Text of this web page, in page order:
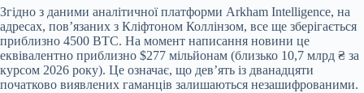
Згідно з даними аналітичної платформи Arkham Intelligence, на
адресах, пов’язаних з Кліфтоном Коллінзом, все ще зберігається
приблизно 4500 BTC. На момент написання новини це
еквівалентно приблизно $277 мільйонам (близько 10,7 млрд ₴ за
курсом 2026 року). Це означає, що дев’ять із дванадцяти
початково виявлених гаманців залишаються незашифрованими.